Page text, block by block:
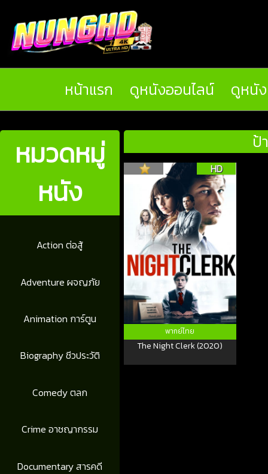
หน้าแรก ดูหนังออนไลน์ ดูหนั
หมวดหมู่
หนัง
Action ต่อสู้
Adventure ผจญภัย
Animation การ์ตูน
Biography ชีวประวัติ
Comedy ตลก
Crime อาชญากรรม
Documentary สารคดี
ป้
HD
พากย์ไทย
The Night Clerk (2020)